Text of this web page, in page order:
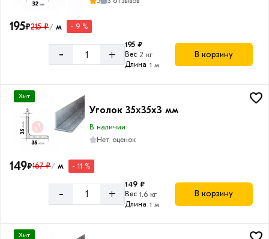
195₽215 ₽/ м - 9 %
- +
195 ₽
Вес 2 кг
Длина 1 м
В корзину
Хит
Уголок 35х35х3 мм
В наличии
Нет оценок
149₽167 ₽/ м - 11 %
- +
149 ₽
Вес 1.6 кг
Длина 1 м
В корзину
Хит